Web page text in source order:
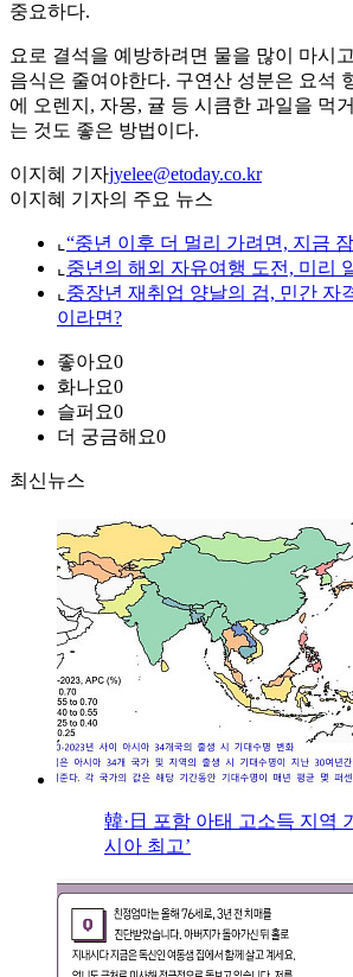
중요하다.
요로 결석을 예방하려면 물을 많이 마시
음식은 줄여야한다. 구연산 성분은 요석
에 오렌지, 자몽, 귤 등 시큼한 과일을 먹
는 것도 좋은 방법이다.
이지혜 기자jyelee@etoday.co.kr
이지혜 기자의 주요 뉴스
⌞ “중년 이후 더 멀리 가려면, 지금
⌞ 중년의 해외 자유여행 도전, 미리
⌞ 중장년 재취업 양날의 검, 민간 자
이라면?
좋아요0
화나요0
슬퍼요0
더 궁금해요0
최신뉴스
韓·日 포함 아태 고소득 지역
시아 최고’